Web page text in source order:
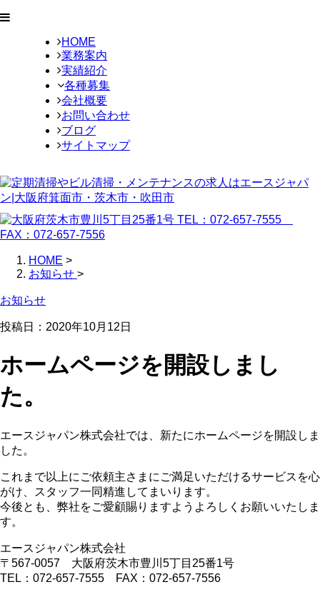
HOME
業務案内
実績紹介
各種募集
会社概要
お問い合わせ
ブログ
サイトマップ
HOME >
お知らせ >
お知らせ
投稿日：2020年10月12日
ホームページを開設しまし
た。
エースジャパン株式会社では、新たにホームページを開設しま
した。
これまで以上にご依頼主さまにご満足いただけるサービスを心
がけ、スタッフ一同精進してまいります。
今後とも、弊社をご愛顧賜りますようよろしくお願いいたしま
す。
エースジャパン株式会社
〒567-0057 大阪府茨木市豊川5丁目25番1号
TEL：072-657-7555 FAX：072-657-7556